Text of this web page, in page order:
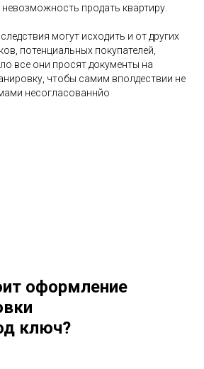
невозможность продать квартиру.
могут исходить и от других
потенциальных покупателей,
все они просят документы на
чтобы самим вполдествии не
несогласованнйо
оформление
ключ?